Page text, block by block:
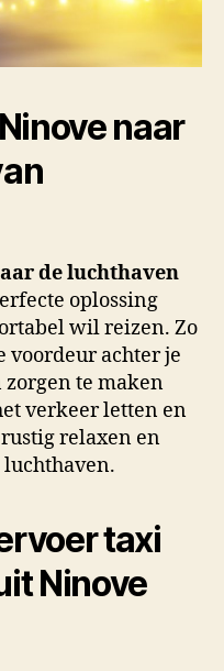
naar
de luchthaven
oplossing
wil reizen. Zo
voordeur achter je
zorgen te maken
verkeer letten en
relaxen en
taxi
Ninove